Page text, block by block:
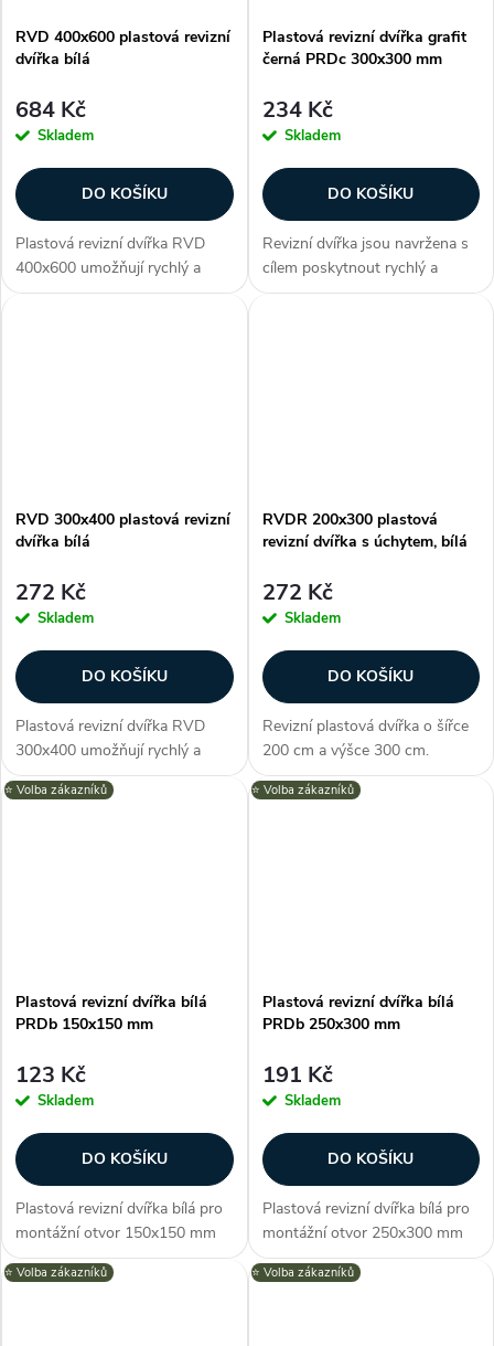
RVD 400x600 plastová revizní
dvířka bílá
684 Kč
Skladem
DO KOŠÍKU
Plastová revizní dvířka RVD
400x600 umožňují rychlý a
pohodlný přístup k ukrytým
Plastová revizní dvířka grafit
černá PRDc 300x300 mm
234 Kč
Skladem
DO KOŠÍKU
Revizní dvířka jsou navržena s
cílem poskytnout rychlý a
efektivní způsob inspekce,
RVD 300x400 plastová revizní
dvířka bílá
272 Kč
Skladem
DO KOŠÍKU
Plastová revizní dvířka RVD
300x400 umožňují rychlý a
pohodlný přístup k ukrytým
zařízením jako např. přístup do
RVDR 200x300 plastová
revizní dvířka s úchytem, bílá
272 Kč
Skladem
DO KOŠÍKU
Revizní plastová dvířka o šířce
200 cm a výšce 300 cm.
Otevírání je výrazně usnadněno
díky úchytu na přední straně
⭐️ Volba zákazníků
Plastová revizní dvířka bílá
PRDb 150x150 mm
123 Kč
Skladem
DO KOŠÍKU
Plastová revizní dvířka bílá pro
montážní otvor 150x150 mm
nabízí snadný a elegantní
přístup k skrytým instalacím za
⭐️ Volba zákazníků
Plastová revizní dvířka bílá
PRDb 250x300 mm
191 Kč
Skladem
DO KOŠÍKU
Plastová revizní dvířka bílá pro
montážní otvor 250x300 mm
nabízí snadný a elegantní
přístup k skrytým instalacím za
⭐️ Volba zákazníků ⭐️ Volba zákazníků